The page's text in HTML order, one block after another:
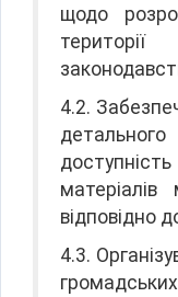
щодо
4.2.
матеріалів
відповідно
4.3.